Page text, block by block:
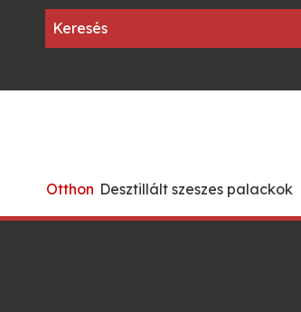
Otthon Desztillált szeszes palackok